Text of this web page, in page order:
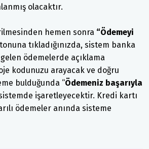
olacaktır.
hemen sonra “Ödemeyi
tıkladığınızda, sistem banka
ödemelerde açıklama
kodunuzu arayacak ve doğru
bulduğunda “Ödemeniz başarıyla
işaretleyecektir. Kredi kartı
ödemeler anında sisteme